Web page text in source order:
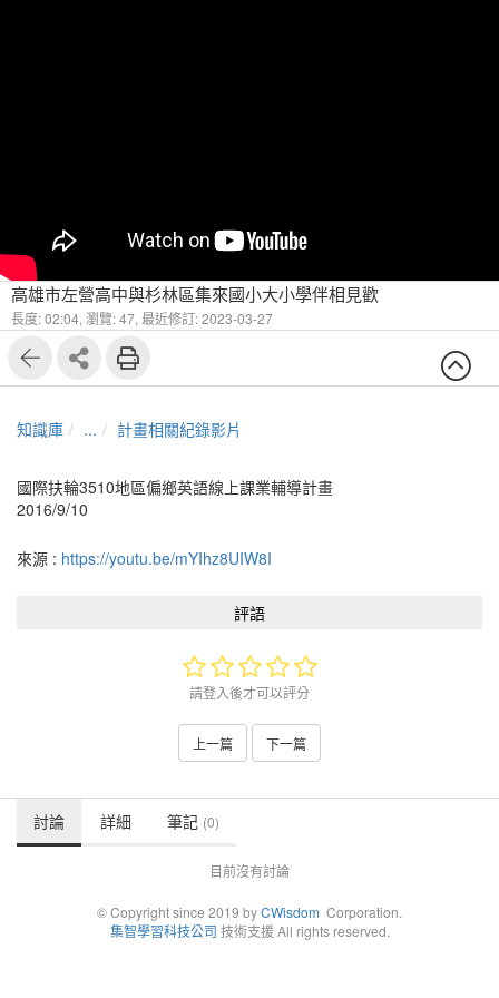
高雄市左營高中與杉林區集來國小大小學伴相見歡
長度: 02:04, 瀏覽: 47, 最近修訂: 2023-03-27
知識庫 ... 計畫相關紀錄影片
國際扶輪3510地區偏鄉英語線上課業輔導計畫
2016/9/10
來源 : https://youtu.be/mYIhz8UIW8I
評語
請登入後才可以評分
上一篇 下一篇
討論 詳細 筆記 (0)
目前沒有討論
© Copyright since 2019 byCWisdom Corporation.
集智學習科技公司 技術支援 All rights reserved.